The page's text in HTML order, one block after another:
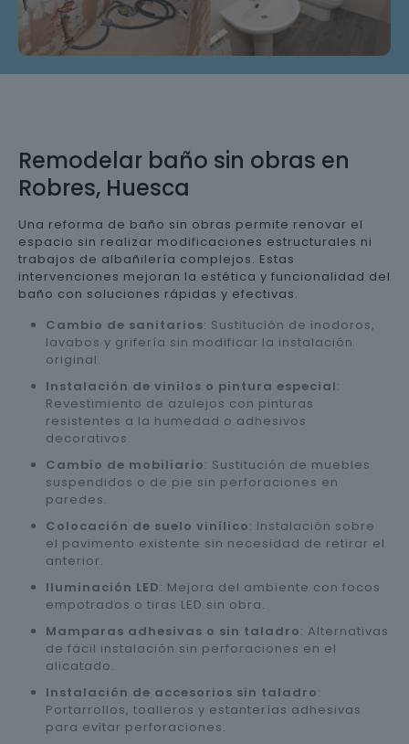
Remodelar baño sin obras en
Robres, Huesca
Una reforma de baño sin obras permite renovar el
espacio sin realizar modificaciones estructurales ni
trabajos de albañilería complejos. Estas
intervenciones mejoran la estética y funcionalidad del
baño con soluciones rápidas y efectivas.
Cambio de sanitarios: Sustitución de inodoros,
lavabos y grifería sin modificar la instalación
original.
Instalación de vinilos o pintura especial:
Revestimiento de azulejos con pinturas
resistentes a la humedad o adhesivos
decorativos.
Cambio de mobiliario: Sustitución de muebles
suspendidos o de pie sin perforaciones en
paredes.
Colocación de suelo vinílico: Instalación sobre
el pavimento existente sin necesidad de retirar el
anterior.
Iluminación LED: Mejora del ambiente con focos
empotrados o tiras LED sin obra.
Mamparas adhesivas o sin taladro: Alternativas
de fácil instalación sin perforaciones en el
alicatado.
Instalación de accesorios sin taladro:
Portarrollos, toalleros y estanterías adhesivas
para evitar perforaciones.